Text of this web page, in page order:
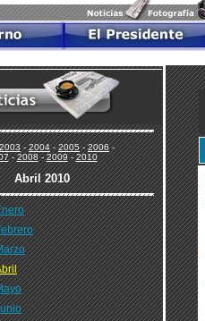
2003-2004-2005-2006-
-2008-2009-2010
Abril 2010